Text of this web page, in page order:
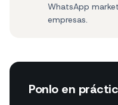
WhatsApp
empresas.
Ponlo en